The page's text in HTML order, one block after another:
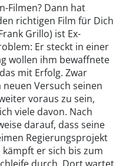
Filmen? Dann hat
richtigen Film für Dich
Grillo) ist Ex-
Er steckt in einer
wollen ihm bewaffnete
mit Erfolg. Zwar
Versuch seinen
voraus zu sein,
viele davon. Nach
darauf, dass seine
Regierungsprojekt
er sich bis zum